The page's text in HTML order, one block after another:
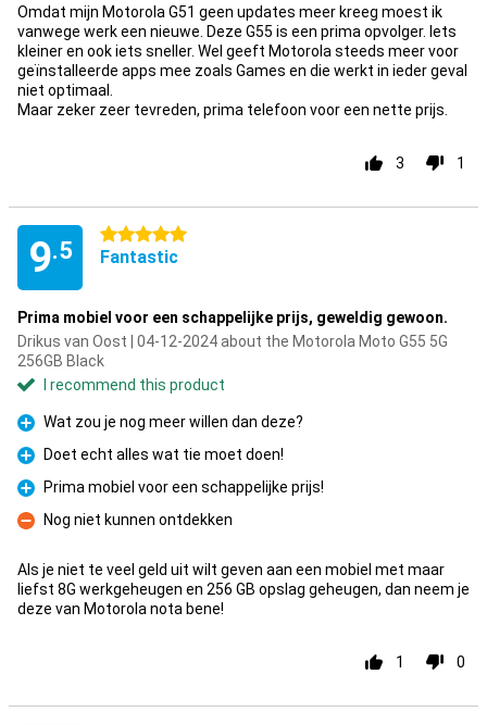
Omdat mijn Motorola G51 geen updates meer kreeg moest ik
vanwege werk een nieuwe. Deze G55 is een prima opvolger. Iets
kleiner en ook iets sneller. Wel geeft Motorola steeds meer voor
geïnstalleerde apps mee zoals Games en die werkt in ieder geval
niet optimaal.
Maar zeker zeer tevreden, prima telefoon voor een nette prijs.
3 1
9.5
5 stars
Fantastic
Prima mobiel voor een schappelijke prijs, geweldig gewoon.
Drikus van Oost | 04-12-2024 about the Motorola Moto G55 5G
256GB Black
I recommend this product
Pro
Wat zou je nog meer willen dan deze?
Pro
Doet echt alles wat tie moet doen!
Pro
Prima mobiel voor een schappelijke prijs!
Con
Nog niet kunnen ontdekken
Als je niet te veel geld uit wilt geven aan een mobiel met maar
liefst 8G werkgeheugen en 256 GB opslag geheugen, dan neem je
deze van Motorola nota bene!
1 0